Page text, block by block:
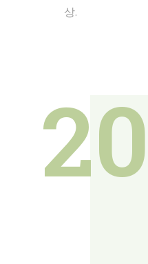
상.